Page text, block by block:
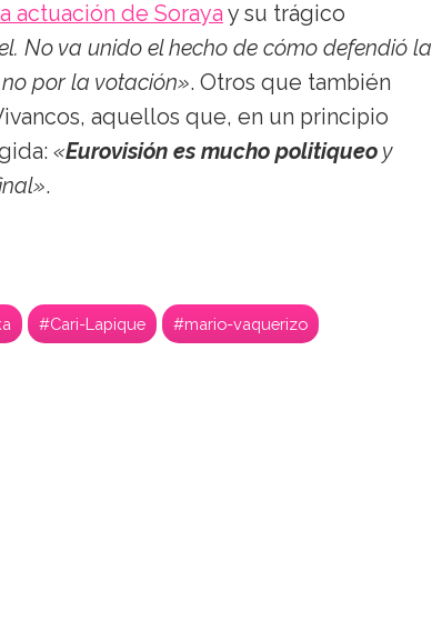
actuación de Soraya y su trágico
No va unido el hecho de cómo defendió la
por la votación». Otros que también
aquellos que, en un principio
«Eurovisión es mucho politiqueo y
.
#Cari-Lapique #mario-vaquerizo